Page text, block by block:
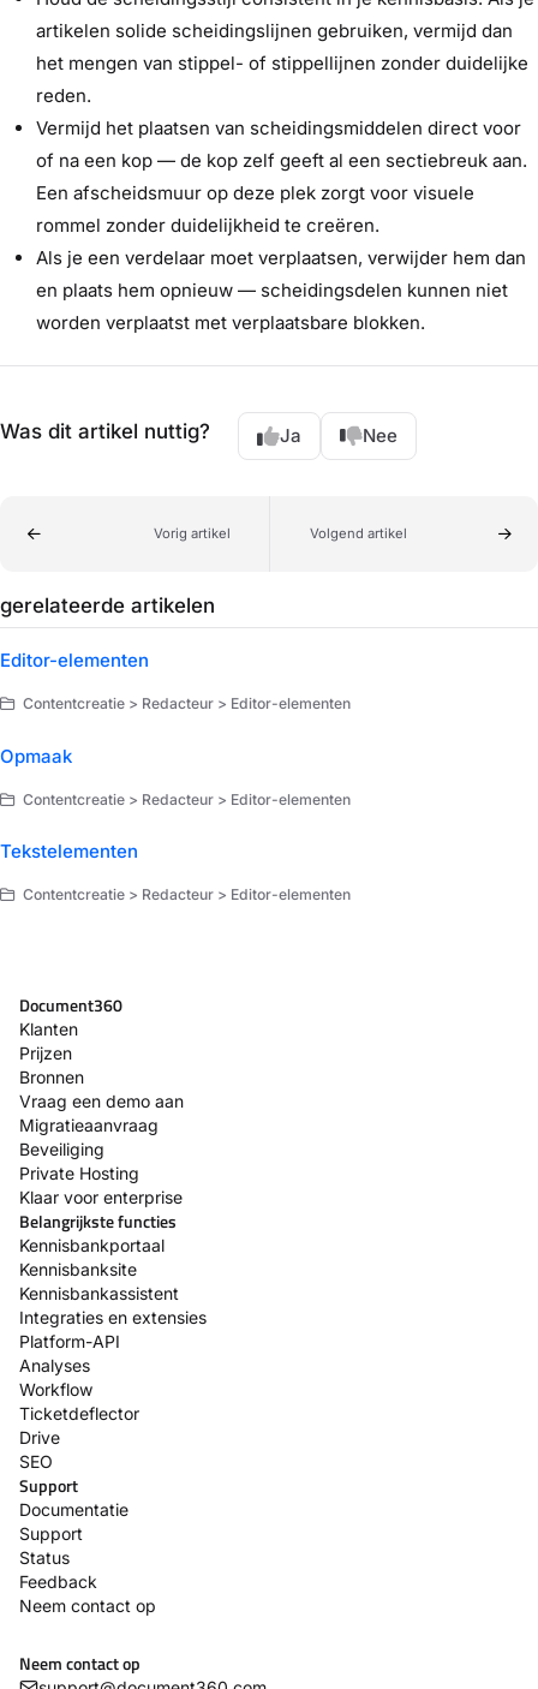
artikelen solide scheidingslijnen gebruiken, vermijd dan
het mengen van stippel- of stippellijnen zonder duidelijke
reden.
Vermijd het plaatsen van scheidingsmiddelen direct voor
of na een kop — de kop zelf geeft al een sectiebreuk aan.
Een afscheidsmuur op deze plek zorgt voor visuele
rommel zonder duidelijkheid te creëren.
Als je een verdelaar moet verplaatsen, verwijder hem dan
en plaats hem opnieuw — scheidingsdelen kunnen niet
worden verplaatst met verplaatsbare blokken.
Was dit artikel nuttig? Ja Nee
Vorig artikel Volgend artikel
gerelateerde artikelen
Editor-elementen
Contentcreatie > Redacteur > Editor-elementen
Opmaak
Contentcreatie > Redacteur > Editor-elementen
Tekstelementen
Contentcreatie > Redacteur > Editor-elementen
Document360
Klanten
Prijzen
Bronnen
Vraag een demo aan
Migratieaanvraag
Beveiliging
Private Hosting
Klaar voor enterprise
Belangrijkste functies
Kennisbankportaal
Kennisbanksite
Kennisbankassistent
Integraties en extensies
Platform-API
Analyses
Workflow
Ticketdeflector
Drive
SEO
Support
Documentatie
Support
Status
Feedback
Neem contact op
Neem contact op